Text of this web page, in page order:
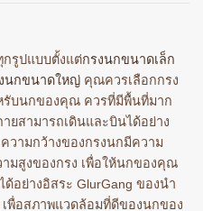
กรูปแบบตั้งแต่กรงนกขนาดเล็ก
นกขนาดใหญ่ คุณควรเลือกกรง
รับนกของคุณ ควรที่มีพื้นที่มาก
สามารถเดินและบินได้อย่าง
วามกว้างของกรงนกมีความ
มสูงของกรง เพื่อให้นกของคุณ
อย่างอิสระ GlurGang ของนำ
พื่อสภาพแวดล้อมที่ดีของนกของ